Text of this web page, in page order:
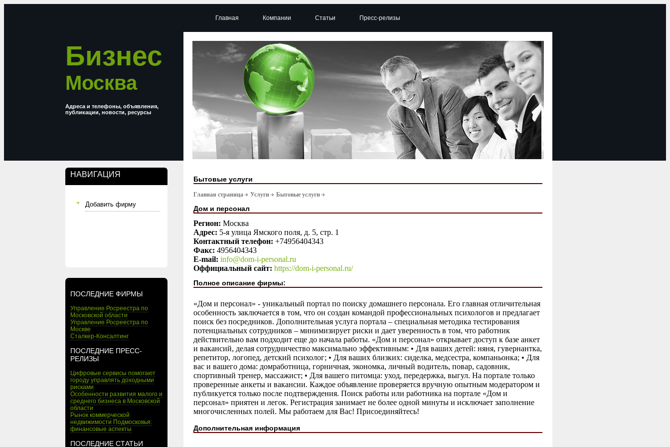
Бизнес
Москва
Адреса и телефоны, объявления,
публикации, новости, ресурсы
НАВИГАЦИЯ
Добавить фирму
ПОСЛЕДНИЕ ФИРМЫ
Управление Росреестра по
Московской области
Управление Росреестра по
Москве
Сталкер-Консалтинг
ПОСЛЕДНИЕ ПРЕСС-
РЕЛИЗЫ
Цифровые сервисы помогают
городу управлять доходными
рисками
Особенности развития малого и
среднего бизнеса в Московской
области
Рынок коммерческой
недвижимости Подмосковья:
финансовые аспекты
ПОСЛЕДНИЕ СТАТЬИ
Главная Компании Статьи Пресс-релизы
Бытовые услуги
Главная страница Услуги Бытовые услуги
Дом и персонал
Регион: Москва
Адрес: 5-я улица Ямского поля, д. 5, стр. 1
Контактный телефон: +74956404343
Факс: 4956404343
E-mail: info@dom-i-personal.ru
Оффициальный сайт: https://dom-i-personal.ru/
Полное описание фирмы:
«Дом и персонал» - уникальный портал по поиску домашнего персонала. Его главная отличительная
особенность заключается в том, что он создан командой профессиональных психологов и предлагает
поиск без посредников. Дополнительная услуга портала – специальная методика тестирования
потенциальных сотрудников – минимизирует риски и дает уверенность в том, что работник
действительно вам подходит еще до начала работы. «Дом и персонал» открывает доступ к базе анкет
и вакансий, делая сотрудничество максимально эффективным: • Для ваших детей: няня, гувернантка,
репетитор, логопед, детский психолог; • Для ваших близких: сиделка, медсестра, компаньонка; • Для
вас и вашего дома: домработница, горничная, экономка, личный водитель, повар, садовник,
спортивный тренер, массажист; • Для вашего питомца: уход, передержка, выгул. На портале только
проверенные анкеты и вакансии. Каждое объявление проверяется вручную опытным модератором и
публикуется только после подтверждения. Поиск работы или работника на портале «Дом и
персонал» приятен и легок. Регистрация занимает не более одной минуты и исключает заполнение
многочисленных полей. Мы работаем для Вас! Присоединяйтесь!
Дополнительная информация